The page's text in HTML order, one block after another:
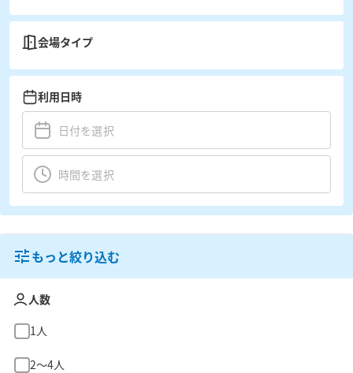
会場タイプ
利用日時
もっと絞り込む
人数
1人
2〜4人